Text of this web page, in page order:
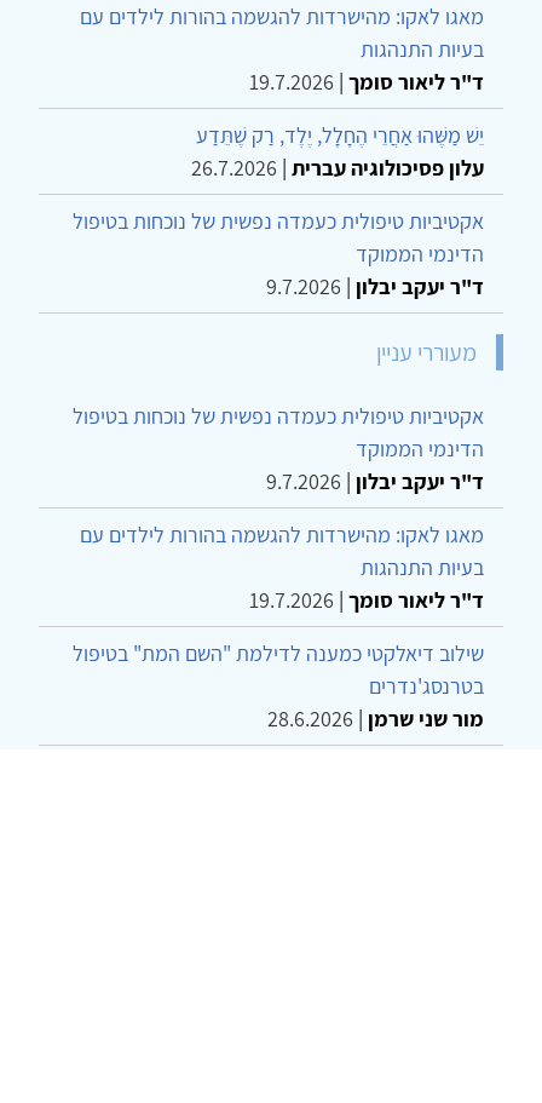
מאגו לאקו: מהישרדות להגשמה בהורות לילדים עם
בעיות התנהגות
ד"ר ליאור סומך |
19.7.2026
יֵשׁ מַשֶּׁהוּ אַחֲרֵי הֶחָלָל, יֶלֶד, רַק שֶׁתֵּדַע
עלון פסיכולוגיה עברית |
26.7.2026
אקטיביות טיפולית כעמדה נפשית של נוכחות בטיפול
הדינמי הממוקד
ד"ר יעקב יבלון |
9.7.2026
מעוררי עניין
אקטיביות טיפולית כעמדה נפשית של נוכחות בטיפול
הדינמי הממוקד
ד"ר יעקב יבלון |
9.7.2026
מאגו לאקו: מהישרדות להגשמה בהורות לילדים עם
בעיות התנהגות
ד"ר ליאור סומך |
19.7.2026
שילוב דיאלקטי כמענה לדילמת "השם המת" בטיפול
בטרנסג'נדרים
מור שני שרמן |
28.6.2026